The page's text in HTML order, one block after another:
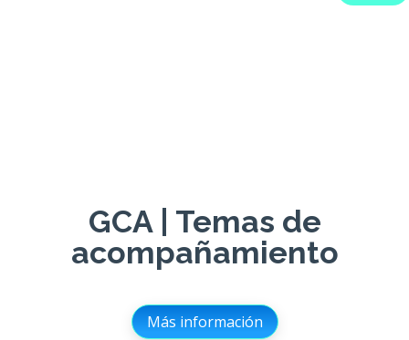
GCA | Temas de
acompañamiento
Más información